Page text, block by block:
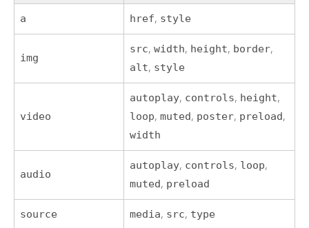
a href, style
img
src,width, height, border,
alt, style
video
autoplay, controls, height,
loop,muted, poster, preload,
width
audio
autoplay, controls, loop,
muted, preload
source media, src, type